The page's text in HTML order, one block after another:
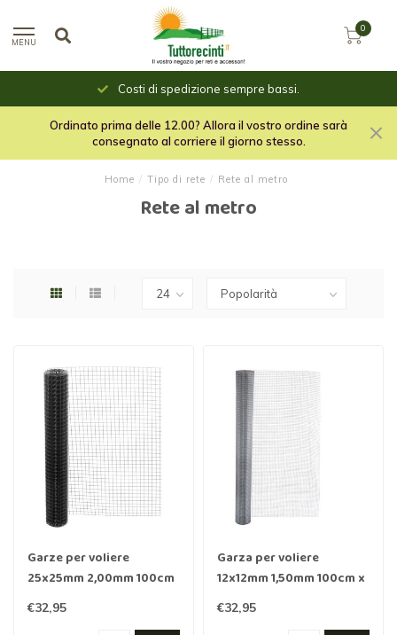
MENU
0
Costi di spedizione sempre bassi.
Ordinato prima delle 12.00? Allora il vostro ordine sarà
consegnato al corriere il giorno stesso.
Home / Tipo di rete / Rete al metro
Rete al metro
Garze per voliere
25x25mm 2,00mm 100cm
x 1m Acciaio inossidabile
rivestito in Nero
€32,95
Garza per voliere
12x12mm 1,50mm 100cm x
1m acciaio inox
€32,95